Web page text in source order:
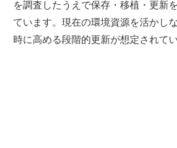
を調査したうえで保存・移植・更新
ています。現在の環境資源を活かし
時に高める段階的更新が想定されてい